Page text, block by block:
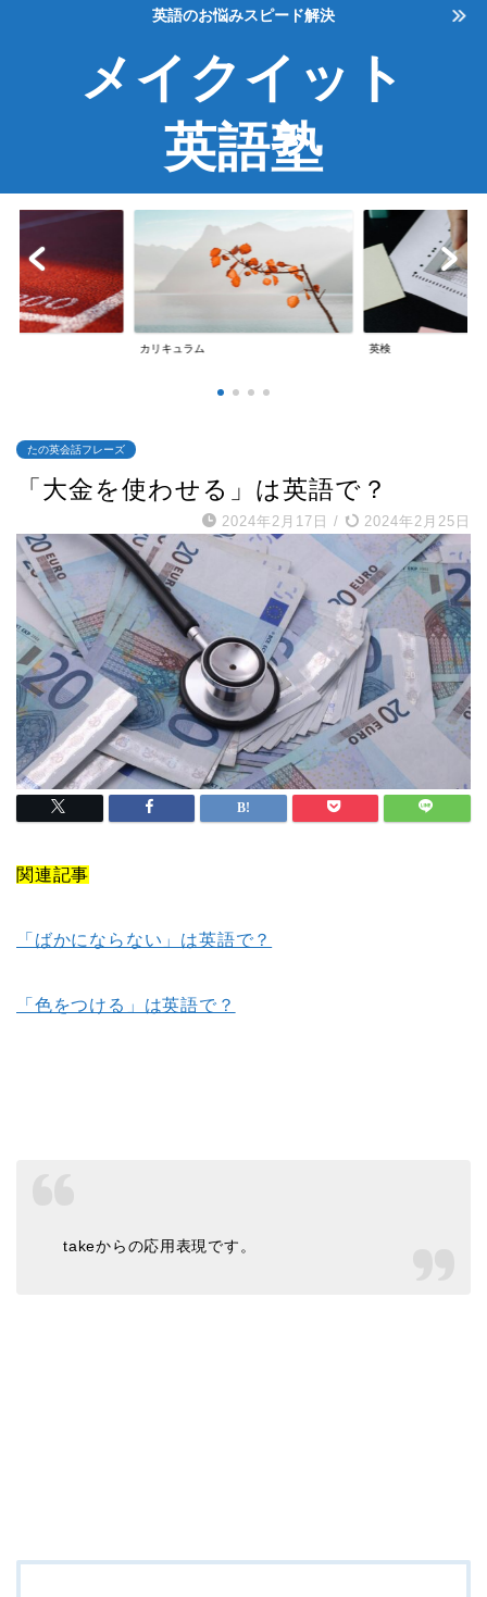
英語のお悩みスピード解決
メイクイット
英語塾
英検 英会話
たの英会話フレーズ
「大金を使わせる」は英語で？
2024年2月17日 / 2024年2月25日
関連記事
「ばかにならない」は英語で？
「色をつける」は英語で？
takeからの応用表現です。